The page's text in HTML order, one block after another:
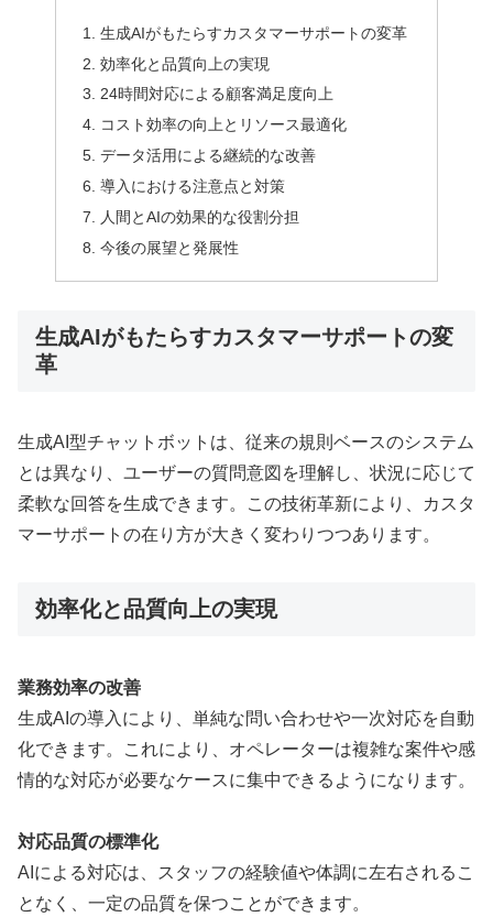
生成AIがもたらすカスタマーサポートの変革
効率化と品質向上の実現
24時間対応による顧客満足度向上
コスト効率の向上とリソース最適化
データ活用による継続的な改善
導入における注意点と対策
人間とAIの効果的な役割分担
今後の展望と発展性
生成AIがもたらすカスタマーサポートの変
革
生成AI型チャットボットは、従来の規則ベースのシステム
とは異なり、ユーザーの質問意図を理解し、状況に応じて
柔軟な回答を生成できます。この技術革新により、カスタ
マーサポートの在り方が大きく変わりつつあります。
効率化と品質向上の実現
業務効率の改善
生成AIの導入により、単純な問い合わせや一次対応を自動
化できます。これにより、オペレーターは複雑な案件や感
情的な対応が必要なケースに集中できるようになります。
対応品質の標準化
AIによる対応は、スタッフの経験値や体調に左右されるこ
となく、一定の品質を保つことができます。